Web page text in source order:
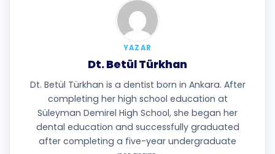
YAZAR
Dt. Betül Türkhan
Dt. Betül Türkhan is a dentist born in Ankara. After
completing her high school education at
Süleyman Demirel High School, she began her
dental education and successfully graduated
after completing a five-year undergraduate